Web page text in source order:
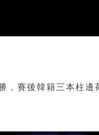
韓籍三本柱邊荷律（